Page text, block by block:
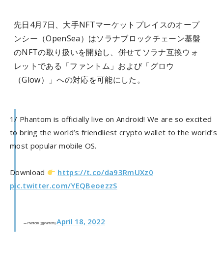
先日4月7日、大手NFTマーケットプレイスのオープ
ンシー（OpenSea）はソラナブロックチェーン基盤
のNFTの取り扱いを開始し、併せてソラナ互換ウォ
レットである「ファントム」および「グロウ
（Glow）」への対応を可能にした。
1/ Phantom is officially live on Android! We are so excited
to bring the world’s friendliest crypto wallet to the world’s
most popular mobile OS.
Download
https://t.co/da93RmUXz0
pic.twitter.com/YEQBeoezzS
— Phantom (@phantom) April 18, 2022